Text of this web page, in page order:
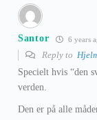
Santor 6 years
Reply to
Specielt hvis “den
verden.
Den er på alle